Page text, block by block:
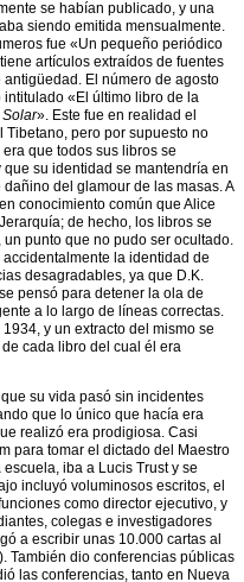
se habían publicado, y una
siendo emitida mensualmente.
fue «Un pequeño periódico
artículos extraídos de fuentes
El número de agosto
«El último libro de la
». Este fue en realidad el
pero por supuesto no
que todos sus libros se
su identidad se mantendría en
del glamour de las masas. A
conocimiento común que Alice
de hecho, los libros se
punto que no pudo ser ocultado.
la identidad de
desagradables, ya que D.K.
pensó para detener la ola de
a lo largo de líneas correctas.
1934, y un extracto del mismo se
cada libro del cual él era
su vida pasó sin incidentes
que lo único que hacía era
realizó era prodigiosa. Casi
para tomar el dictado del Maestro
iba a Lucis Trust y se
incluyó voluminosos escritos, el
como director ejecutivo, y
colegas e investigadores
a escribir unas 10.000 cartas al
También dio conferencias públicas
las conferencias, tanto en Nueva